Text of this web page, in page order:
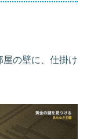
屋の壁に、仕掛け